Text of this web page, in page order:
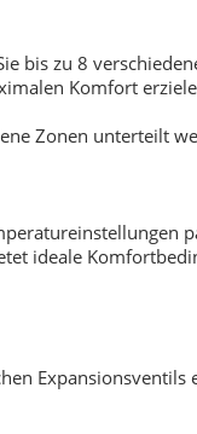
bis zu 8
Komfort
Zonen unterteilt
ideale